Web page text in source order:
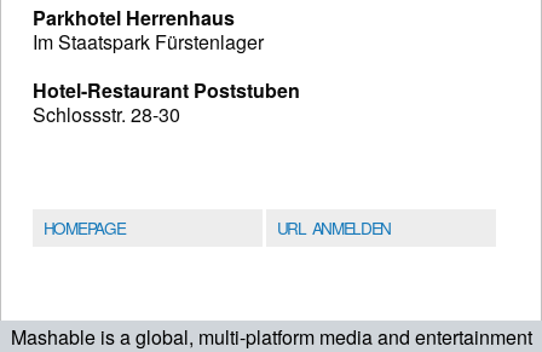
Mashable is a global, multi-platform media and entertainment
Parkhotel Herrenhaus
Im Staatspark Fürstenlager
Hotel-Restaurant Poststuben
Schlossstr. 28-30
HOMEPAGE URL ANMELDEN